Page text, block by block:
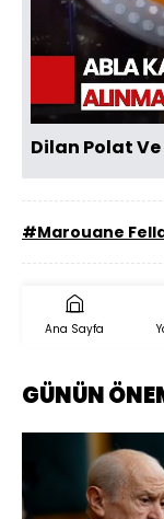
Dilan Polat
#Marouane
Ana Sayfa
GÜNÜN